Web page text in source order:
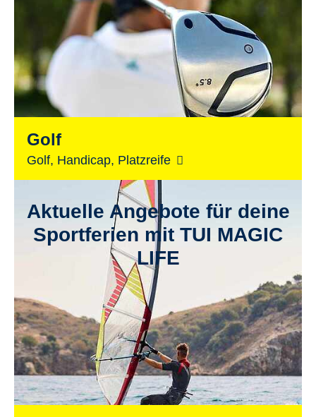
Golf
Golf, Handicap, Platzreife
Aktuelle Angebote für deine
Sportferien mit TUI MAGIC
LIFE